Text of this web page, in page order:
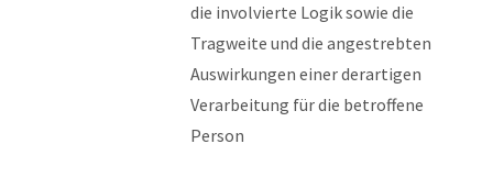
die involvierte Logik sowie die
Tragweite und die angestrebten
Auswirkungen einer derartigen
Verarbeitung für die betroffene
Person